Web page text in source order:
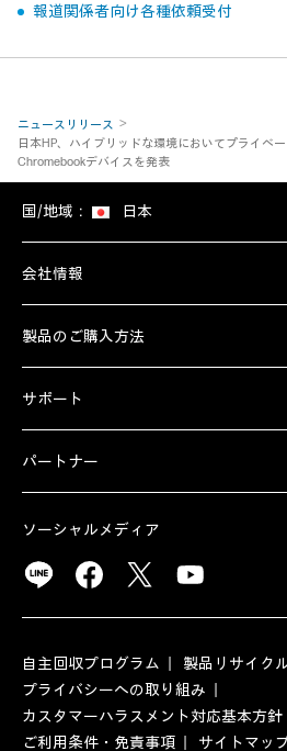
報道関係者向け各種依頼受付
ニュースリリース
日本HP、ハイブリッドな環境においてプライベ
Chromebookデバイスを発表
国/地域： 日本
会社情報
製品のご購入方法
サポート
パートナー
ソーシャルメディア
自主回収プログラム
製品リサイク
プライバシーへの取り組み
カスタマーハラスメント対応基本方針
ご利用条件・免責事項
サイトマッ